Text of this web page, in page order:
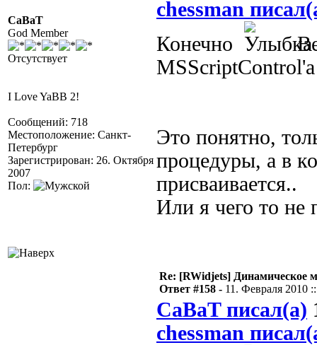
CaBaT
God Member
Отсутствует
I Love YaBB 2!
Сообщений: 718
Местоположение: Санкт-
Петербург
Зарегистрирован: 26. Октября
2007
Пол:
chessman
Конечно
Это понятно,
процедуры, а в
присваивается..
Или я чего то не
Re: [RWidjets] Динамическое
Ответ #158 - 11. Февраля 2010
CaBaT писал(а)
chessman